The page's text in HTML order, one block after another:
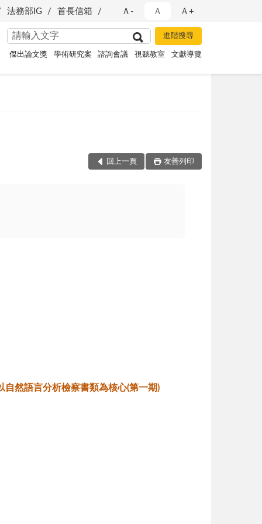
法務部IG 首長信箱 Ａ- Ａ Ａ+
傑出論文獎 學術研究案 諮詢會議 視聽教室 文獻導覽
回上一頁 友善列印
自然語言分析檢察書類為核心(第一期)